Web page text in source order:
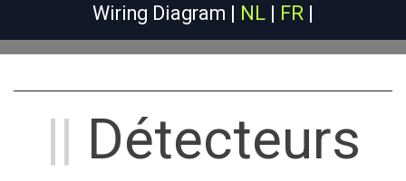
Wiring Diagram | NL | FR |
|| Détecteurs